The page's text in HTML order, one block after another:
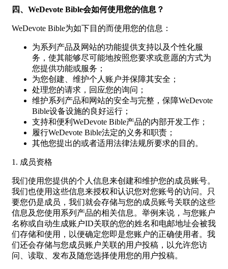
四、WeDevote Bible会如何使用您的信息？
WeDevote Bible为如下目的而使用您的信息：
为系列产品及网站的功能提供支持以及个性化服
务，使其能够尽可能地按照您要求或意愿的方式为
您提供功能或服务；
为您创建、维护个人账户并保障其安全；
处理您的请求，回应您的询问；
维护系列产品和网站的安全与完整，保障WeDevote
Bible设备设施的良好运行；
支持和便利WeDevote Bible产品的内部开发工作；
履行WeDevote Bible法定的义务和职责；
其他您提出的或者适用法律法规所要求的目的。
1. 成员资格
我们使用您提供的个人信息来创建和维护您的成员账号。
我们也使用这些信息来授权和认识您对您账号的访问。只
要您仍是成员，我们就会存储与您的成员账号关联的这些
信息及您使用系列产品的相关信息。举例来说，与您账户
名称或自动生成账户ID关联的您的姓名和电邮地址会被我
们存储和使用，以便确定您即是您账户的正确使用者。我
们还会存储与您成员账户关联的用户投稿，以允许您访
问、读取、发布及随您选择使用您的用户投稿。